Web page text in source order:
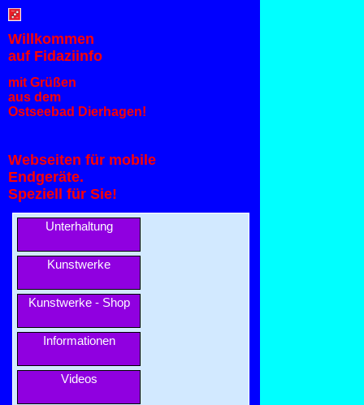
Willkommen
auf Fidaziinfo
mit Grüßen
aus dem
Ostseebad Dierhagen!
Webseiten für mobile
Endgeräte.
Speziell für Sie!
Unterhaltung
Kunstwerke
Kunstwerke - Shop
Informationen
Videos